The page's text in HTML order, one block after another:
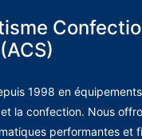
1998 en
la confection. Nous
performantes et